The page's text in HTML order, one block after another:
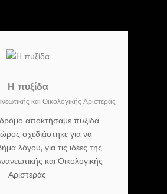
Η πυξίδα
και Οικολογικής Αριστεράς
αποκτήσαμε πυξίδα.
σχεδιάστηκε για να
λόγου, για τις ιδέες της
και Οικολογικής
Αριστεράς.